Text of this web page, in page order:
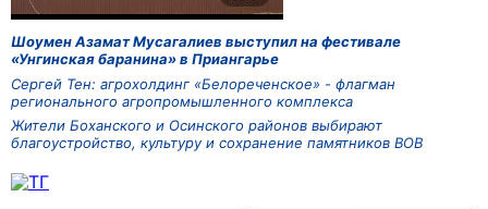
Шоумен Азамат Мусагалиев выступил на фестивале
«Унгинская баранина» в Приангарье
Сергей Тен: агрохолдинг «Белореченское» - флагман
регионального агропромышленного комплекса
Жители Боханского и Осинского районов выбирают
благоустройство, культуру и сохранение памятников ВОВ